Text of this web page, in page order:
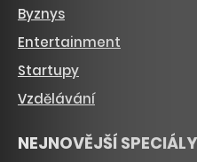
Byznys
Entertainment
Startupy
Vzdělávání
NEJNOVĚJŠÍ SPECIÁLY